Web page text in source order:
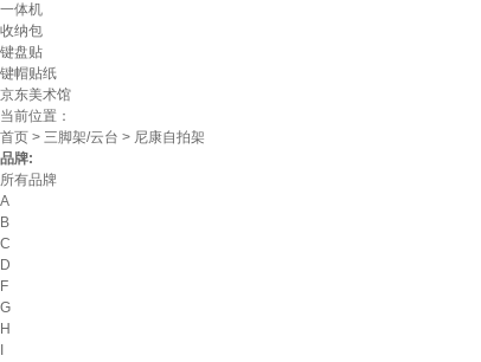
一体机
收纳包
键盘贴
键帽贴纸
京东美术馆
当前位置：
首页 > 三脚架/云台 > 尼康自拍架
品牌:
所有品牌
A
B
C
D
F
G
H